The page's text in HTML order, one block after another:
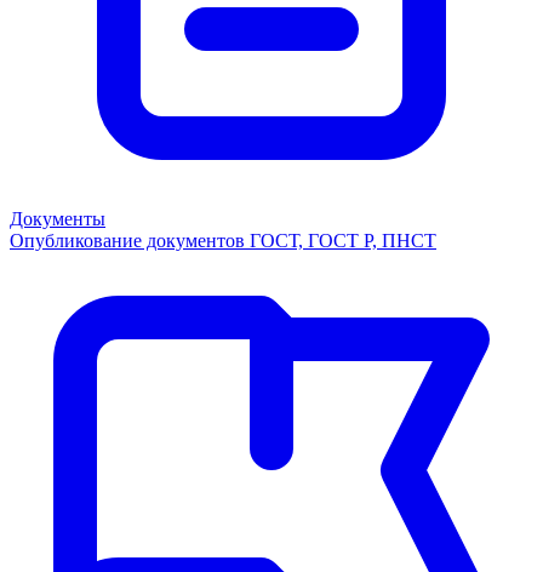
Документы
Опубликование документов ГОСТ, ГОСТ Р, ПНСТ